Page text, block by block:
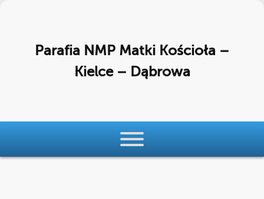
Parafia NMP Matki Kościoła –
Kielce – Dąbrowa